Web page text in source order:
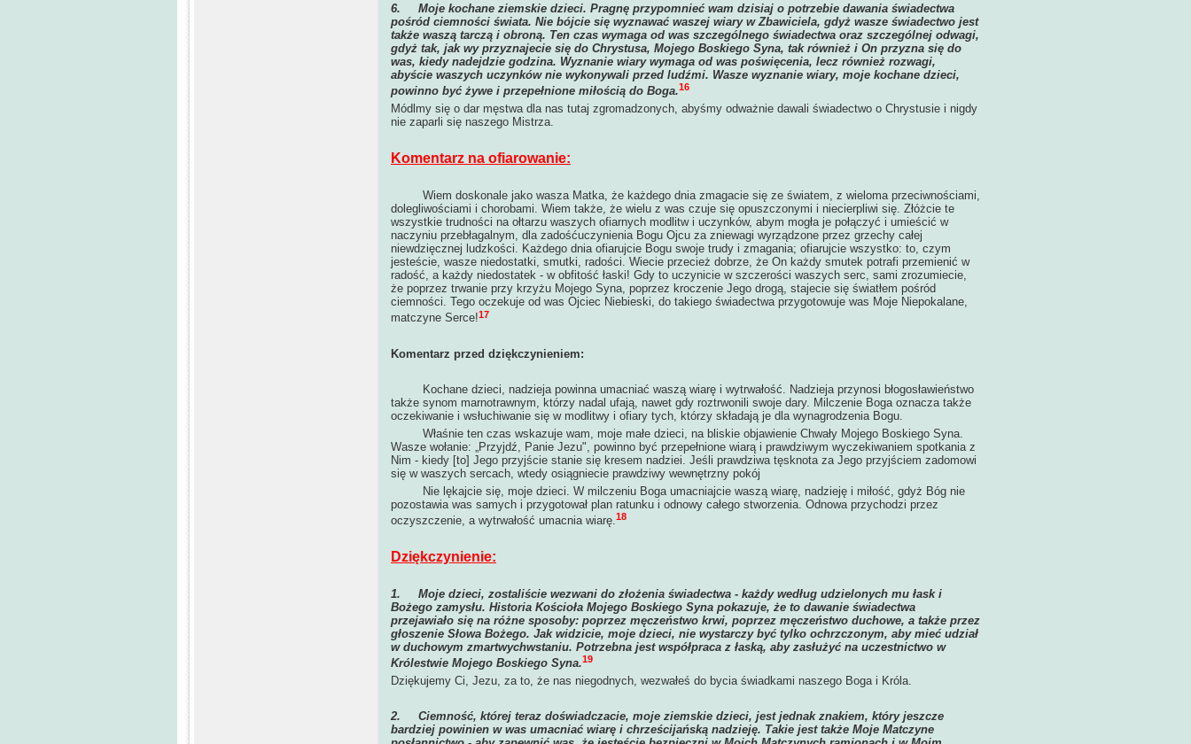
6. Moje kochane ziemskie dzieci. Pragnę przypomnieć wam dzisiaj o potrzebie dawania świadectwa
pośród ciemności świata. Nie bójcie się wyznawać waszej wiary w Zbawiciela, gdyż wasze świadectwo jest
także waszą tarczą i obroną. Ten czas wymaga od was szczególnego świadectwa oraz szczególnej odwagi,
gdyż tak, jak wy przyznajecie się do Chrystusa, Mojego Boskiego Syna, tak również i On przyzna się do
was, kiedy nadejdzie godzina. Wyznanie wiary wymaga od was poświęcenia, lecz również rozwagi,
abyście waszych uczynków nie wykonywali przed ludźmi. Wasze wyznanie wiary, moje kochane dzieci,
powinno być żywe i przepełnione miłością do Boga.16
Módlmy się o dar męstwa dla nas tutaj zgromadzonych, abyśmy odważnie dawali świadectwo o Chrystusie i nigdy
nie zaparli się naszego Mistrza.
Komentarz na ofiarowanie:
Wiem doskonale jako wasza Matka, że każdego dnia zmagacie się ze światem, z wieloma przeciwnościami,
dolegliwościami i chorobami. Wiem także, że wielu z was czuje się opuszczonymi i niecierpliwi się. Złóżcie te
wszystkie trudności na ołtarzu waszych ofiarnych modlitw i uczynków, abym mogła je połączyć i umieścić w
naczyniu przebłagalnym, dla zadośćuczynienia Bogu Ojcu za zniewagi wyrządzone przez grzechy całej
niewdzięcznej ludzkości. Każdego dnia ofiarujcie Bogu swoje trudy i zmagania; ofiarujcie wszystko: to, czym
jesteście, wasze niedostatki, smutki, radości. Wiecie przecież dobrze, że On każdy smutek potrafi przemienić w
radość, a każdy niedostatek - w obfitość łaski! Gdy to uczynicie w szczerości waszych serc, sami zrozumiecie,
że poprzez trwanie przy krzyżu Mojego Syna, poprzez kroczenie Jego drogą, stajecie się światłem pośród
ciemności. Tego oczekuje od was Ojciec Niebieski, do takiego świadectwa przygotowuje was Moje Niepokalane,
matczyne Serce!17
Komentarz przed dziękczynieniem:
Kochane dzieci, nadzieja powinna umacniać waszą wiarę i wytrwałość. Nadzieja przynosi błogosławieństwo
także synom marnotrawnym, którzy nadal ufają, nawet gdy roztrwonili swoje dary. Milczenie Boga oznacza także
oczekiwanie i wsłuchiwanie się w modlitwy i ofiary tych, którzy składają je dla wynagrodzenia Bogu.
Właśnie ten czas wskazuje wam, moje małe dzieci, na bliskie objawienie Chwały Mojego Boskiego Syna.
Wasze wołanie: „Przyjdź, Panie Jezu", powinno być przepełnione wiarą i prawdziwym wyczekiwaniem spotkania z
Nim - kiedy [to] Jego przyjście stanie się kresem nadziei. Jeśli prawdziwa tęsknota za Jego przyjściem zadomowi
się w waszych sercach, wtedy osiągniecie prawdziwy wewnętrzny pokój
Nie lękajcie się, moje dzieci. W milczeniu Boga umacniajcie waszą wiarę, nadzieję i miłość, gdyż Bóg nie
pozostawia was samych i przygotował plan ratunku i odnowy całego stworzenia. Odnowa przychodzi przez
oczyszczenie, a wytrwałość umacnia wiarę. 18
Dziękczynienie:
1. Moje dzieci, zostaliście wezwani do złożenia świadectwa - każdy według udzielonych mu łask i
Bożego zamysłu. Historia Kościoła Mojego Boskiego Syna pokazuje, że to dawanie świadectwa
przejawiało się na różne sposoby: poprzez męczeństwo krwi, poprzez męczeństwo duchowe, a także przez
głoszenie Słowa Bożego. Jak widzicie, moje dzieci, nie wystarczy być tylko ochrzczonym, aby mieć udział
w duchowym zmartwychwstaniu. Potrzebna jest współpraca z łaską, aby zasłużyć na uczestnictwo w
Królestwie Mojego Boskiego Syna.19
Dziękujemy Ci, Jezu, za to, że nas niegodnych, wezwałeś do bycia świadkami naszego Boga i Króla.
2. Ciemność, której teraz doświadczacie, moje ziemskie dzieci, jest jednak znakiem, który jeszcze
bardziej powinien w was umacniać wiarę i chrześcijańską nadzieję. Takie jest także Moje Matczyne